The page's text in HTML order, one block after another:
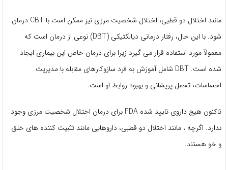
مانند اختلال دو قطبی، اختلال شخصیت مرزی نیز ممکن است با CBT درمان
شود. با این حال، رفتار درمانی دیالکتیکی (DBT) نوعی از درمان است که
معمولاً مورد استفاده قرار می گیرد زیرا برای درمان خاص این بیماری ایجاد
شده است. DBT شامل آموزش به فرد سازوكارهای مقابله با مدیریت
احساسات، تحمل پریشانی و بهبود روابط او است.
تاکنون هیچ داروی تایید شده FDA برای درمان اختلال شخصیت مرزی وجود
ندارد. اگرچه ، مانند اختلال دو قطبی، داروهایی مانند تثبیت کننده های خلق
و خو هستند.